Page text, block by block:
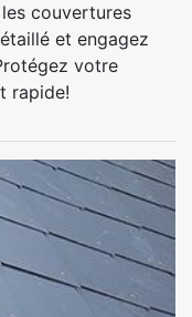
couvertures
et engagez
votre
rapide!